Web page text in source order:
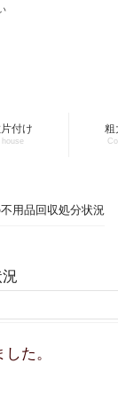
付け 粗
用品回収処分状況
た。